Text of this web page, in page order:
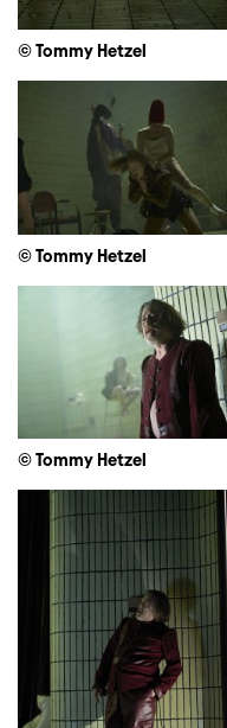
© Tommy Hetzel
© Tommy Hetzel
© Tommy Hetzel